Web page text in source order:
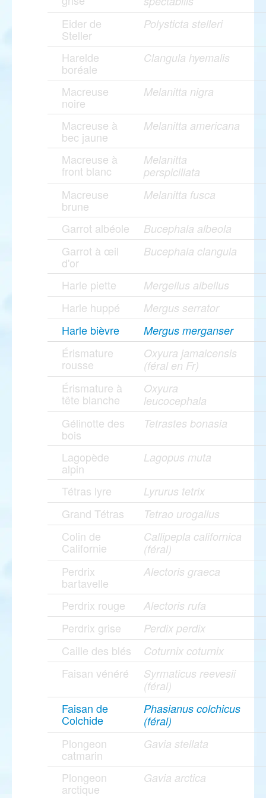
Eider de
Steller
Polysticta stelleri
Harelde
boréale
Clangula hyemalis
Macreuse
noire
Melanitta nigra
Macreuse à
bec jaune
Melanitta americana
Macreuse à
front blanc
Melanitta
perspicillata
Macreuse
brune
Melanitta fusca
Garrot albéole Bucephala albeola
Garrot à œil
d'or
Bucephala clangula
Harle piette Mergellus albellus
Harle huppé Mergus serrator
Harle bièvre Mergus merganser
Érismature
rousse
Oxyura jamaicensis
(féral en Fr)
Érismature à
tête blanche
Oxyura
leucocephala
Gélinotte des
bois
Tetrastes bonasia
Lagopède
alpin
Lagopus muta
Tétras lyre Lyrurus tetrix
Grand Tétras Tetrao urogallus
Colin de
Californie
Callipepla californica
(féral)
Perdrix
bartavelle
Alectoris graeca
Perdrix rouge Alectoris rufa
Perdrix grise Perdix perdix
Caille des blés Coturnix coturnix
Faisan vénéré
Syrmaticus reevesii
(féral)
Faisan de
Colchide
Phasianus colchicus
(féral)
Plongeon
catmarin
Gavia stellata
Plongeon
arctique
Gavia arctica